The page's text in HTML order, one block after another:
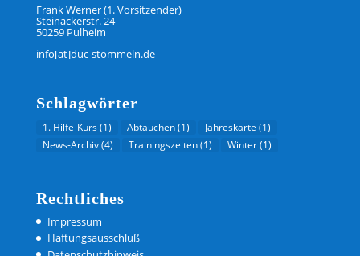
Frank Werner (1. Vorsitzender)
Steinackerstr. 24
50259 Pulheim
info[at]duc-stommeln.de
Schlagwörter
1. Hilfe-Kurs(1) Abtauchen(1) Jahreskarte (1)
News-Archiv(4) Trainingszeiten(1) Winter(1)
Rechtliches
Impressum
Haftungsausschluß